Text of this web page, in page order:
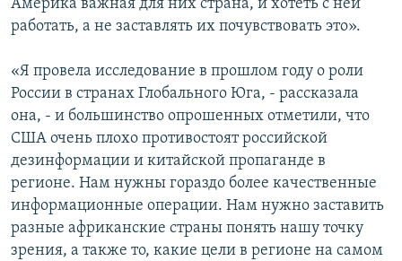
Америка важная для них страна, и хотеть с ней
работать, а не заставлять их почувствовать это».
«Я провела исследование в прошлом году о роли
России в странах Глобального Юга, - рассказала
она, - и большинство опрошенных отметили, что
США очень плохо противостоят российской
дезинформации и китайской пропаганде в
регионе. Нам нужны гораздо более качественные
информационные операции. Нам нужно заставить
разные африканские страны понять нашу точку
зрения, а также то, какие цели в регионе на самом